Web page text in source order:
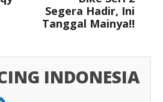
Segera Hadir, Ini
Tanggal Mainya!!
INDONESIA